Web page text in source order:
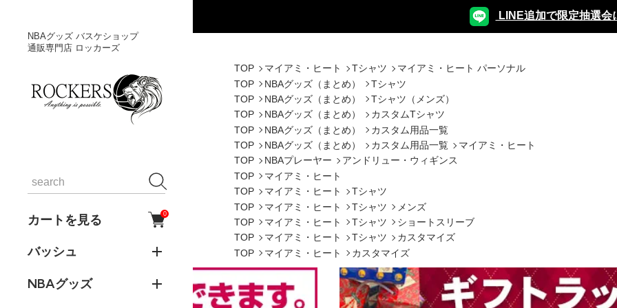
NBAグッズ バスケショップ
通販専門店 ロッカーズ
カートを見る 0
バッシュ
NBAグッズ
LINE追加で限定抽選会
TOP マイアミ・ヒート Tシャツ
マイアミ・ヒート パーソナル
TOP
NBAグッズ（まとめ）
Tシャツ
TOP
NBAグッズ（まとめ）
Tシャツ（メンズ）
TOP
NBAグッズ（まとめ）
カスタムTシャツ
TOP
NBAグッズ（まとめ）
カスタム用品一覧
TOP
NBAグッズ（まとめ） カスタム用品一覧
マイアミ・ヒート
TOP
NBAプレーヤー
アンドリュー・ウィギンス
TOP
マイアミ・ヒート
TOP
マイアミ・ヒート
Tシャツ
TOP
マイアミ・ヒート Tシャツ
メンズ
TOP
マイアミ・ヒート Tシャツ
ショートスリーブ
TOP
マイアミ・ヒート Tシャツ
カスタマイズ
TOP
マイアミ・ヒート カスタマイズ